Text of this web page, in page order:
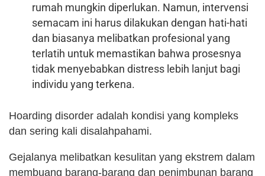
rumah mungkin diperlukan. Namun, intervensi
semacam ini harus dilakukan dengan hati-hati
dan biasanya melibatkan profesional yang
terlatih untuk memastikan bahwa prosesnya
tidak menyebabkan distress lebih lanjut bagi
individu yang terkena.
Hoarding disorder adalah kondisi yang kompleks
dan sering kali disalahpahami.
Gejalanya melibatkan kesulitan yang ekstrem dalam
membuang barang-barang dan penimbunan barang